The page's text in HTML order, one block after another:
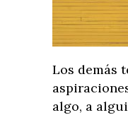
Los demás
algo, a